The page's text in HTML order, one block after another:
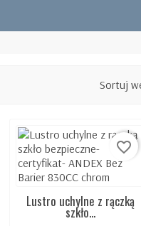
Sortuj
DOSTĘPNY 24H
favorite_border
Lustro uchylne z rączką
szkło...